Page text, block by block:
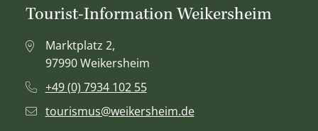
Tourist-Information Weikersheim
Marktplatz 2,
97990 Weikersheim
+49 (0) 7934 102 55
tourismus@weikersheim.de